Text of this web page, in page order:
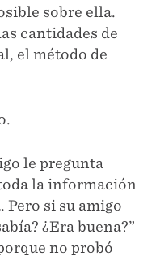
sobre ella.
cantidades de
el método de
le pregunta
la información
Pero si su amigo
¿Era buena?”
no probó